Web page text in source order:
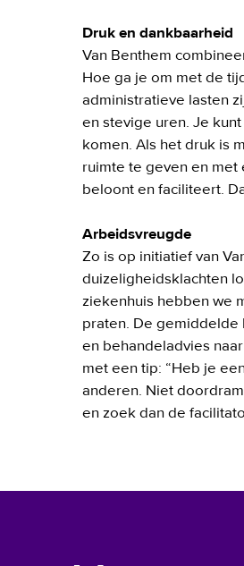
Druk en dankbaarheid
Van Benthem
Hoe ga je om met de
administratieve lasten
en stevige uren. Je
komen. Als het druk is
ruimte te geven en met
beloont en faciliteert.
Arbeidsvreugde
Zo is op initiatief van
duizeligheidsklachten
ziekenhuis hebben we
praten. De gemiddelde
en behandeladvies
met een tip: “Heb je
anderen. Niet
en zoek dan de